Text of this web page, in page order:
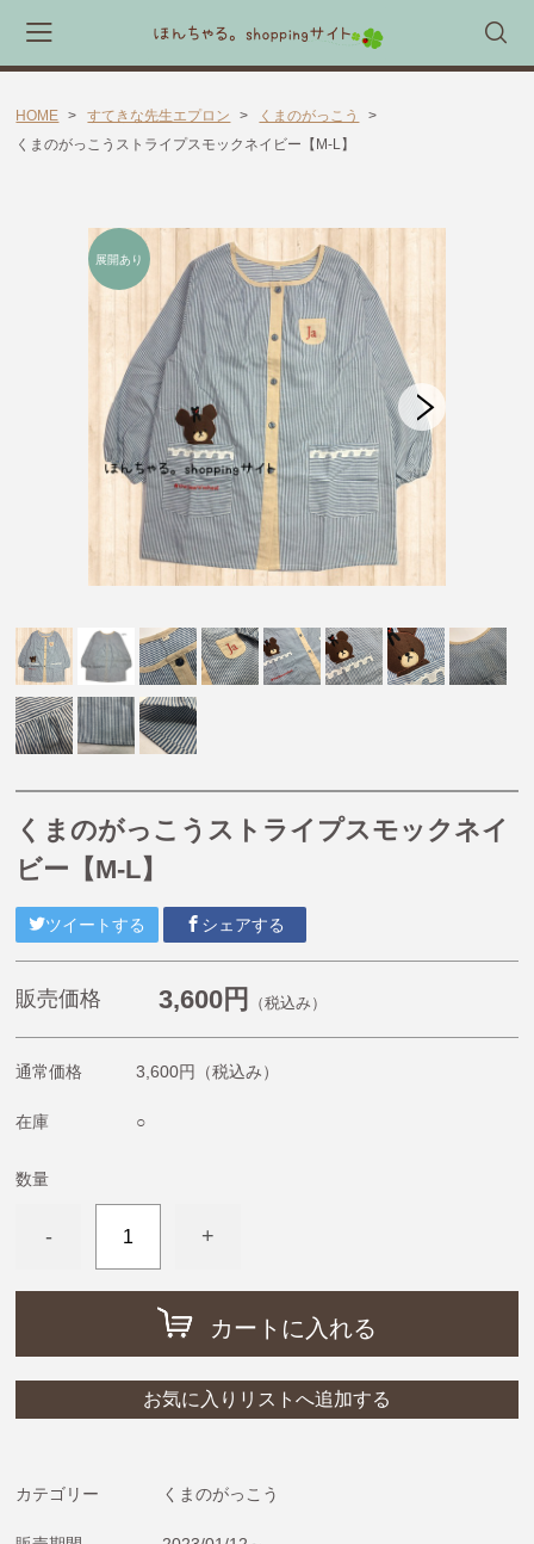
🎈送料無料 アイテム🎈
ラッピング素材
ほんちゃる。セレクトギフト
キャラックス
キャラクター靴下
すてきな先生エプロン
【掘り出し物商品】
【Caféスタイル】
【小物】
【チュニティー・ポロシャツ・Tシャツ・長袖Tシャ
ツ・ジャージ】
っこう)】
《プチプライスエプロン》1,980円〜2,200円
くまのがっこう
ルルロロ
こぐまちゃんえほん
11ぴきのねこ
めがねうさぎ・ねないこだれだ・おばけのてんぷら
ねずみくんのチョッキ
ノンタン
きんぎょがにげた
スヌーピー
HOME すてきな先生エプロン
くまのがっこう
くまのがっこうストライプスモックネイビー【M-L】
くまのがっこうストライプスモックネイ
ビー【M-L】
ツイートする シェアする
販売価格 3,600円 （税込み）
通常価格 3,600円 （税込み）
在庫 ○
数量
- +
カートに入れる
お気に入りリストへ追加する
カテゴリー くまのがっこう